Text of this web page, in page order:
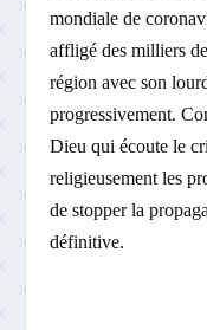
mondiale de
affligé des milliers
région avec son
progressivement.
Dieu qui écoute le
religieusement les
de stopper la
définitive.